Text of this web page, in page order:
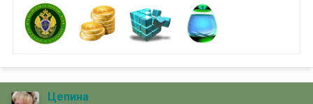
Цепина